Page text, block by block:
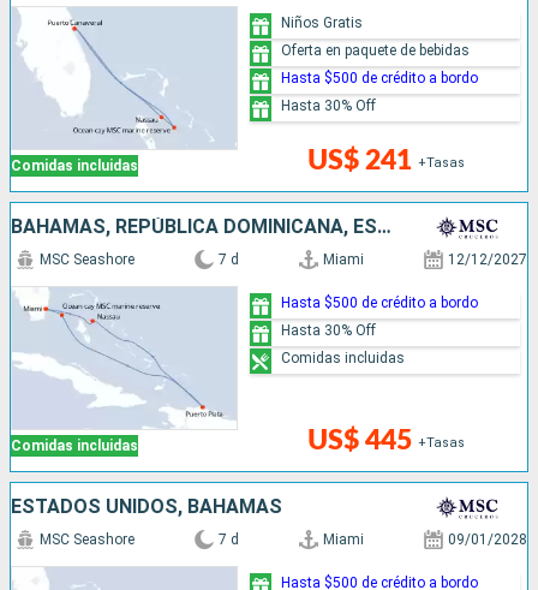
Comidas incluidas US$ 241 +Tasas
Niños Gratis
Oferta en paquete de bebidas
Hasta $500 de crédito a bordo
Hasta 30% Off
BAHAMAS, REPÚBLICA DOMINICANA, ESTADOS UNIDOS
Comidas incluidas
MSC Seashore 7 d Miami 12/12/2027
US$ 445 +Tasas
Hasta $500 de crédito a bordo
Hasta 30% Off
Comidas incluidas
ESTADOS UNIDOS, BAHAMAS
MSC Seashore 7 d Miami 09/01/2028
Hasta $500 de crédito a bordo